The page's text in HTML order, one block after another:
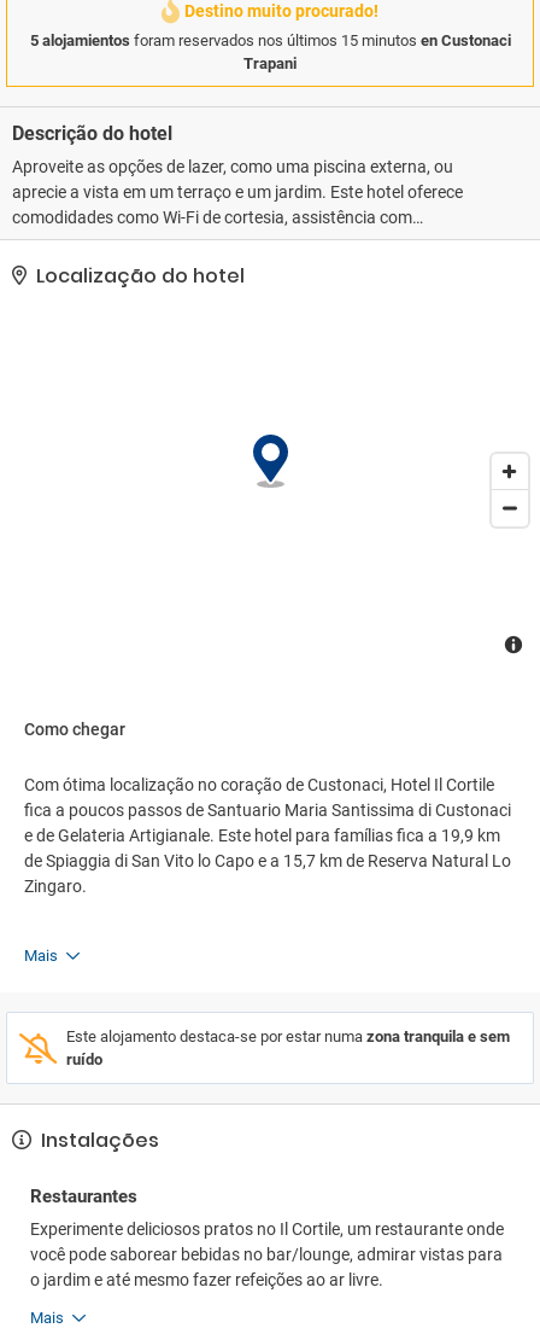
Destino muito procurado!
5 alojamientos foram reservados nos últimos 15 minutos en Custonaci
Trapani
Descrição do hotel
Aproveite as opções de lazer, como uma piscina externa, ou
aprecie a vista em um terraço e um jardim. Este hotel oferece
comodidades como Wi-Fi de cortesia, assistência com
excursões/ingressos e área para piquenique.. Esta propriedade
recebeu a classificação oficial por estrelas do the local rating
authority.. As comodidades presentes incluem acesso grátis à
Localização do hotel
Como chegar
Com ótima localização no coração de Custonaci, Hotel Il Cortile
fica a poucos passos de Santuario Maria Santissima di Custonaci
e de Gelateria Artigianale. Este hotel para famílias fica a 19,9 km
de Spiaggia di San Vito lo Capo e a 15,7 km de Reserva Natural Lo
Zingaro.
Mais
Este alojamento destaca-se por estar numa zona tranquila e sem
ruído
Instalações
Restaurantes
Experimente deliciosos pratos no Il Cortile, um restaurante onde
você pode saborear bebidas no bar/lounge, admirar vistas para
o jardim e até mesmo fazer refeições ao ar livre.
Mais